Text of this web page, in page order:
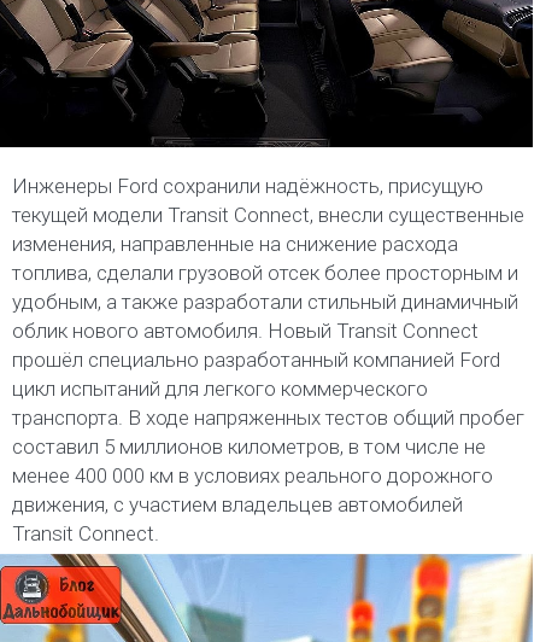
Инженеры Ford сохранили надёжность, присущую
текущей модели Transit Connect, внесли существенные
изменения, направленные на снижение расхода
топлива, сделали грузовой отсек более просторным и
удобным, а также разработали стильный динамичный
облик нового автомобиля. Новый Transit Connect
прошёл специально разработанный компанией Ford
цикл испытаний для легкого коммерческого
транспорта. В ходе напряженных тестов общий пробег
составил 5 миллионов километров, в том числе не
менее 400 000 км в условиях реального дорожного
движения, с участием владельцев автомобилей
Transit Connect.